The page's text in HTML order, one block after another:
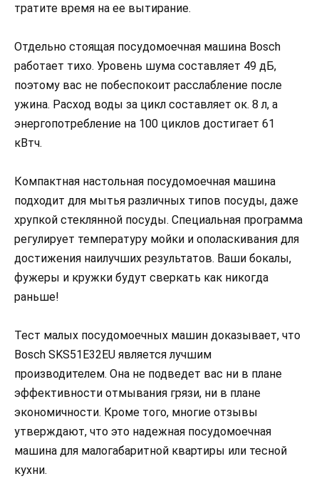
тратите время на ее вытирание.
Отдельно стоящая посудомоечная машина Bosch
работает тихо. Уровень шума составляет 49 дБ,
поэтому вас не побеспокоит расслабление после
ужина. Расход воды за цикл составляет ок. 8 л, а
энергопотребление на 100 циклов достигает 61
кВтч.
Компактная настольная посудомоечная машина
подходит для мытья различных типов посуды, даже
хрупкой стеклянной посуды. Специальная программа
регулирует температуру мойки и ополаскивания для
достижения наилучших результатов. Ваши бокалы,
фужеры и кружки будут сверкать как никогда
раньше!
Тест малых посудомоечных машин доказывает, что
Bosch SKS51E32EU является лучшим
производителем. Она не подведет вас ни в плане
эффективности отмывания грязи, ни в плане
экономичности. Кроме того, многие отзывы
утверждают, что это надежная посудомоечная
машина для малогабаритной квартиры или тесной
кухни.